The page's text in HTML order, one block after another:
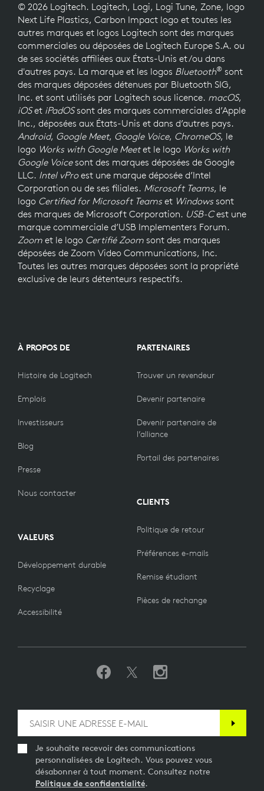
© 2026 Logitech. Logitech, Logi, Logi Tune, Zone, logo
Next Life Plastics, Carbon Impact logo et toutes les
autres marques et logos Logitech sont des marques
commerciales ou déposées de Logitech Europe S.A. ou
de ses sociétés affiliées aux États-Unis et/ou dans
d'autres pays. La marque et les logos Bluetooth® sont
des marques déposées détenues par Bluetooth SIG,
Inc. et sont utilisés par Logitech sous licence. macOS,
iOSet iPadOSsont des marques commerciales d’Apple
Inc., déposées aux États-Unis et dans d’autres pays.
Android, Google Meet, Google Voice, ChromeOS, le
logo Works with Google Meetet le logo Works with
Google Voicesont des marques déposées de Google
LLC. Intel vProest une marque déposée d’Intel
Corporation ou de ses filiales. Microsoft Teams, le
logo Certified for Microsoft Teamset Windowssont
des marques de Microsoft Corporation. USB-Cest une
marque commerciale d’USB Implementers Forum.
Zoom et le logo Certifié Zoom sont des marques
déposées de Zoom Video Communications, Inc.
Toutes les autres marques déposées sont la propriété
exclusive de leurs détenteurs respectifs.
À PROPOS DE
Histoire de Logitech
Emplois
Investisseurs
Blog
Presse
Nous contacter
VALEURS
Développement durable
Recyclage
Accessibilité
PARTENAIRES
Trouver un revendeur
Devenir partenaire
Devenir partenaire de
l’alliance
Portail des partenaires
CLIENTS
Politique de retour
Préférences e-mails
Remise étudiant
Pièces de rechange
Je souhaite recevoir des communications
personnalisées de Logitech. Vous pouvez vous
désabonner à tout moment. Consultez notre
Politique de confidentialité.